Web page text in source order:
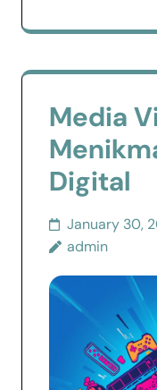
Media
Digital
January 30,
admin